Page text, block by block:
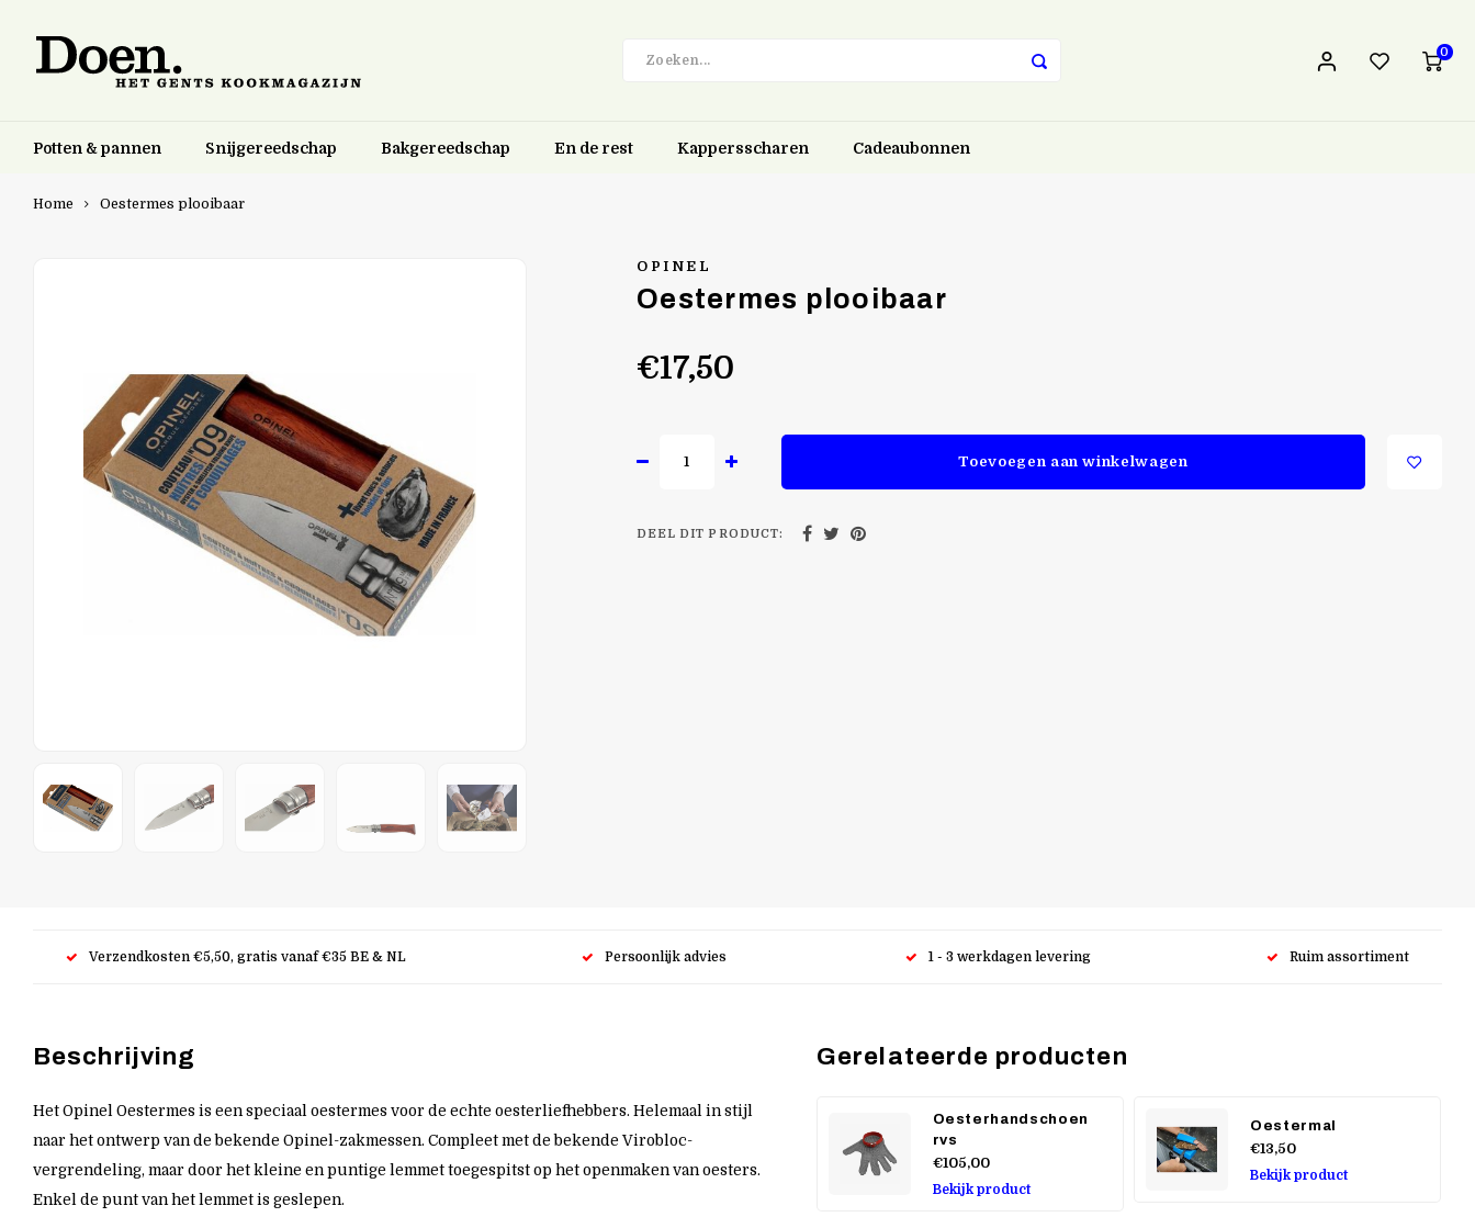
0
Potten & pannen Snijgereedschap Bakgereedschap En de rest Kappersscharen Cadeaubonnen
Home Oestermes plooibaar
OPINEL
Oestermes plooibaar
€17,50
Toevoegen aan winkelwagen
DEEL DIT PRODUCT:
Verzendkosten €5,50, gratis vanaf €35 BE & NL Persoonlijk advies 1 - 3 werkdagen levering Ruim assortiment
Beschrijving
Het Opinel Oestermes is een speciaal oestermes voor de echte oesterliefhebbers. Helemaal in stijl
naar het ontwerp van de bekende Opinel-zakmessen. Compleet met de bekende Virobloc-
vergrendeling, maar door het kleine en puntige lemmet toegespitst op het openmaken van oesters.
Enkel de punt van het lemmet is geslepen.
Gerelateerde producten
Oesterhandschoen
rvs
€105,00
Bekijk product
Oestermal
€13,50
Bekijk product